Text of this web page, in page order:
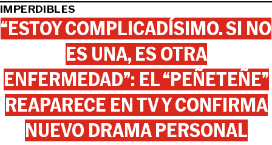
IMPERDIBLES
“ESTOY COMPLICADÍSIMO. SI NO
ES UNA, ES OTRA
ENFERMEDAD”: EL “PEÑETEÑE”
REAPARECE EN TV Y CONFIRMA
NUEVO DRAMA PERSONAL